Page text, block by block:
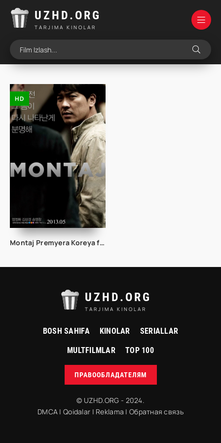
UZHD.ORG
TARJIMA KINOLAR
HD
Montaj Premyera Koreya filmi Uzbek tilida O'zbekcha 2013 tarjima kino Full HD tas-ix skachat
UZHD.ORG
TARJIMA KINOLAR
BOSH SAHIFA KINOLAR SERIALLAR
MULTFILMLAR TOP 100
ПРАВООБЛАДАТЕЛЯМ
© UZHD.ORG - 2024.
DMCA |Qoidalar | Reklama | Обратная связь